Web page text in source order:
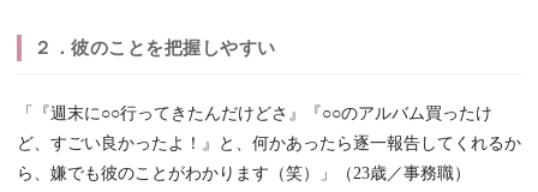
２．彼のことを把握しやすい
「『週末に○○行ってきたんだけどさ』『○○のアルバム買ったけ
ど、すごい良かったよ！』と、何かあったら逐一報告してくれるか
ら、嫌でも彼のことがわかります（笑）」（23歳／事務職）